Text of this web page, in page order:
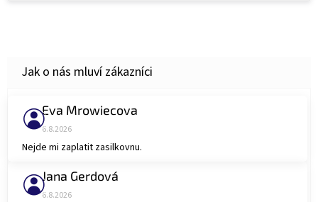
Eva Mrowiecova
Hodnocení obchodu je 5 z 5 hvězdiček.
6.8.2026
Nejde mi zaplatit zasilkovnu.
Jana Gerdová
Hodnocení obchodu je 5 z 5 hvězdiček.
6.8.2026